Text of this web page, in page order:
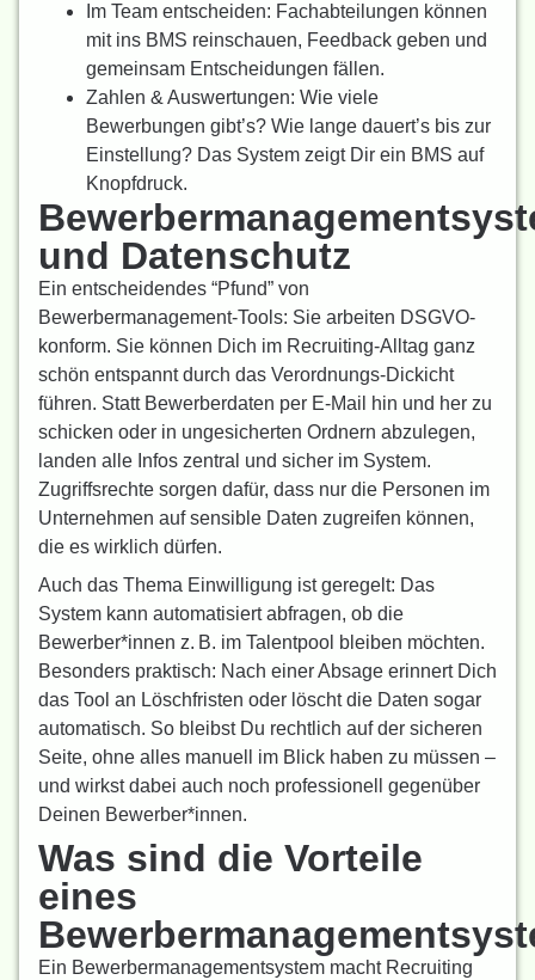
Im Team entscheiden: Fachabteilungen können
mit ins BMS reinschauen, Feedback geben und
gemeinsam Entscheidungen fällen.
Zahlen & Auswertungen: Wie viele
Bewerbungen gibt’s? Wie lange dauert’s bis zur
Einstellung? Das System zeigt Dir ein BMS auf
Knopfdruck.
und Datenschutz
Ein entscheidendes “Pfund” von
Bewerbermanagement-Tools: Sie arbeiten DSGVO-
konform. Sie können Dich im Recruiting-Alltag ganz
schön entspannt durch das Verordnungs-Dickicht
führen. Statt Bewerberdaten per E-Mail hin und her zu
schicken oder in ungesicherten Ordnern abzulegen,
landen alle Infos zentral und sicher im System.
Zugriffsrechte sorgen dafür, dass nur die Personen im
Unternehmen auf sensible Daten zugreifen können,
die es wirklich dürfen.
Auch das Thema Einwilligung ist geregelt: Das
System kann automatisiert abfragen, ob die
Bewerber*innen z. B. im Talentpool bleiben möchten.
Besonders praktisch: Nach einer Absage erinnert Dich
das Tool an Löschfristen oder löscht die Daten sogar
automatisch. So bleibst Du rechtlich auf der sicheren
Seite, ohne alles manuell im Blick haben zu müssen –
und wirkst dabei auch noch professionell gegenüber
Deinen Bewerber*innen.
Was sind die Vorteile
eines
Ein Bewerbermanagementsystem macht Recruiting